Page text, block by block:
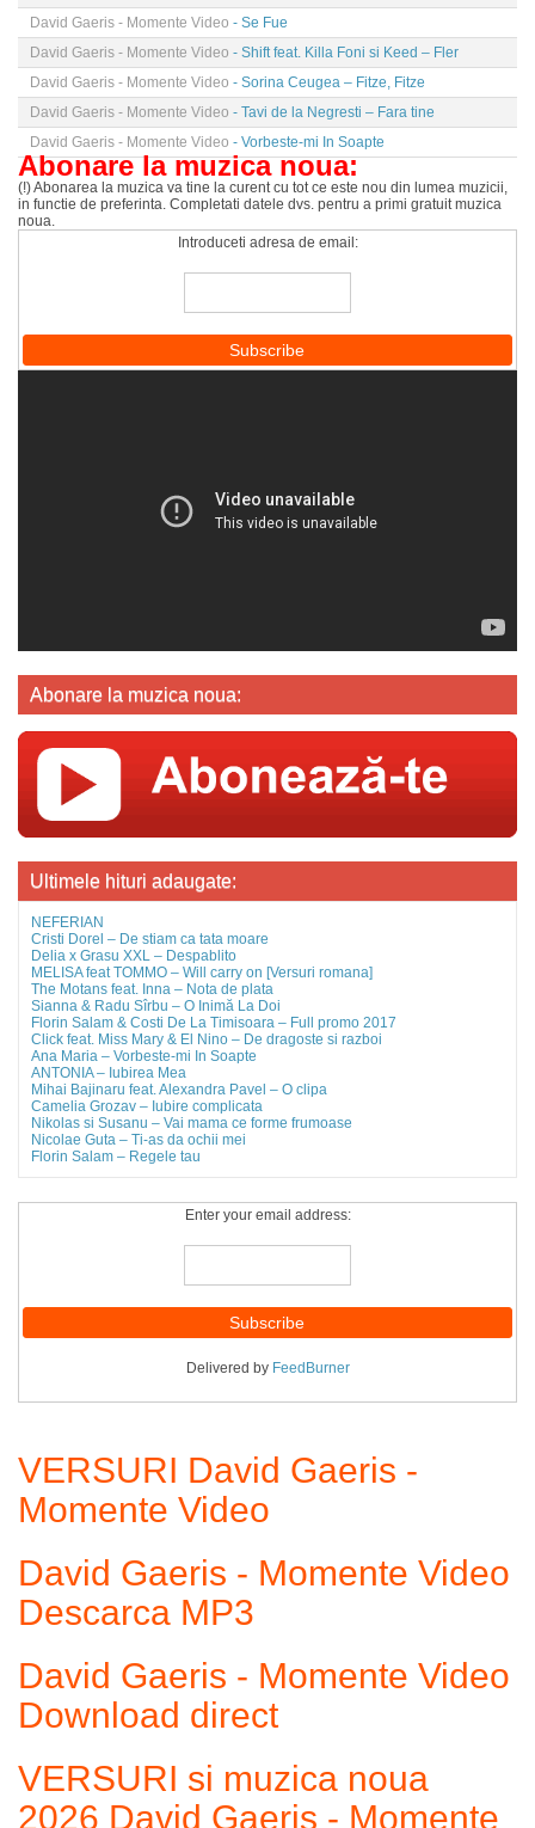
David Gaeris - Momente Video - Se Fue
David Gaeris - Momente Video - Shift feat. Killa Foni si Keed – Fler
David Gaeris - Momente Video - Sorina Ceugea – Fitze, Fitze
David Gaeris - Momente Video - Tavi de la Negresti – Fara tine
David Gaeris - Momente Video - Vorbeste-mi In Soapte
Abonare la muzica noua:
(!) Abonarea la muzica va tine la curent cu tot ce este nou din lumea muzicii,
in functie de preferinta. Completati datele dvs. pentru a primi gratuit muzica
noua.
Introduceti adresa de email:
Abonare la muzica noua:
Ultimele hituri adaugate:
NEFERIAN
Cristi Dorel – De stiam ca tata moare
Delia x Grasu XXL – Despablito
MELISA feat TOMMO – Will carry on [Versuri romana]
The Motans feat. Inna – Nota de plata
Sianna & Radu Sîrbu – O Inimă La Doi
Florin Salam & Costi De La Timisoara – Full promo 2017
Click feat. Miss Mary & El Nino – De dragoste si razboi
Ana Maria – Vorbeste-mi In Soapte
ANTONIA – Iubirea Mea
Mihai Bajinaru feat. Alexandra Pavel – O clipa
Camelia Grozav – Iubire complicata
Nikolas si Susanu – Vai mama ce forme frumoase
Nicolae Guta – Ti-as da ochii mei
Florin Salam – Regele tau
Enter your email address:
Delivered by FeedBurner
VERSURI David Gaeris -
Momente Video
David Gaeris - Momente Video
Descarca MP3
David Gaeris - Momente Video
Download direct
VERSURI si muzica noua
2026 David Gaeris - Momente